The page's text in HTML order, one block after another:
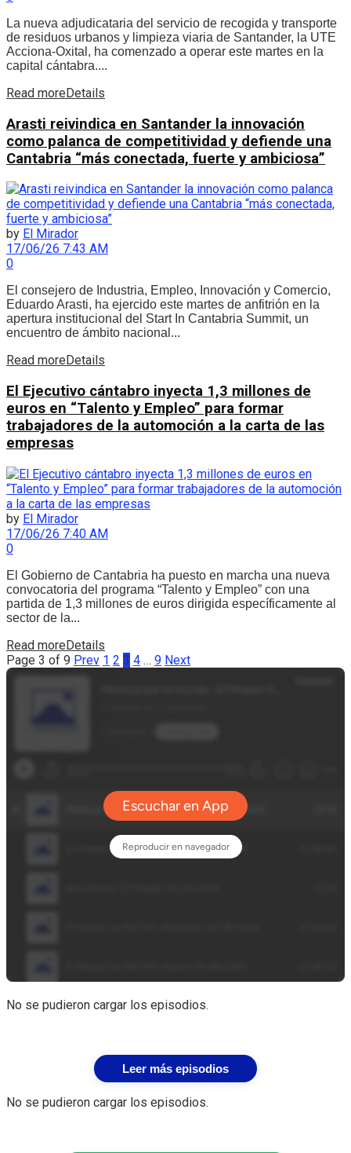
La nueva adjudicataria del servicio de recogida y transporte
de residuos urbanos y limpieza viaria de Santander, la UTE
Acciona‑Oxital, ha comenzado a operar este martes en la
capital cántabra....
Read moreDetails
Arasti reivindica en Santander la innovación
como palanca de competitividad y defiende una
Cantabria “más conectada, fuerte y ambiciosa”
by El Mirador
17/06/26 7:43 AM
0
El consejero de Industria, Empleo, Innovación y Comercio,
Eduardo Arasti, ha ejercido este martes de anfitrión en la
apertura institucional del Start In Cantabria Summit, un
encuentro de ámbito nacional...
Read more Details
El Ejecutivo cántabro inyecta 1,3 millones de
euros en “Talento y Empleo” para formar
trabajadores de la automoción a la carta de las
empresas
by El Mirador
17/06/26 7:40 AM
0
El Gobierno de Cantabria ha puesto en marcha una nueva
convocatoria del programa “Talento y Empleo” con una
partida de 1,3 millones de euros dirigida específicamente al
sector de la...
Read moreDetails
Page 3 of 9 Prev 1 2 3 4 … 9 Next
No se pudieron cargar los episodios.
Leer más episodios
No se pudieron cargar los episodios.